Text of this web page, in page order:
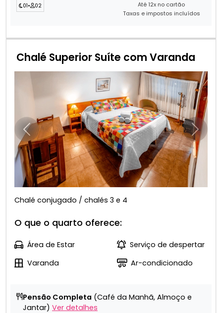
01• 02
Até 12x no cartão
Taxas e impostos incluídos
Chalé Superior Suíte com Varanda
Anterior
Chalé conjugado / chalés 3 e 4
O que o quarto oferece:
Área de Estar
Serviço de despertar
Varanda
Ar-condicionado
Pensão Completa (Café da Manhã, Almoço e
Jantar) Ver detalhes